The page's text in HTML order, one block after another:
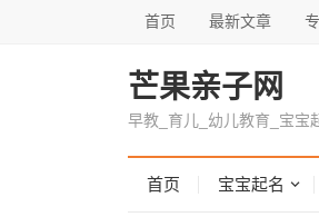
首页 最新文章
芒果亲子网
早教_育儿_幼儿教育_宝宝
首页 宝宝起名